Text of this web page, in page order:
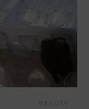
BEAUTY